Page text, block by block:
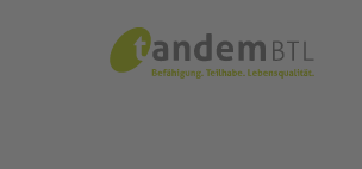
tandem BTL News/Blog